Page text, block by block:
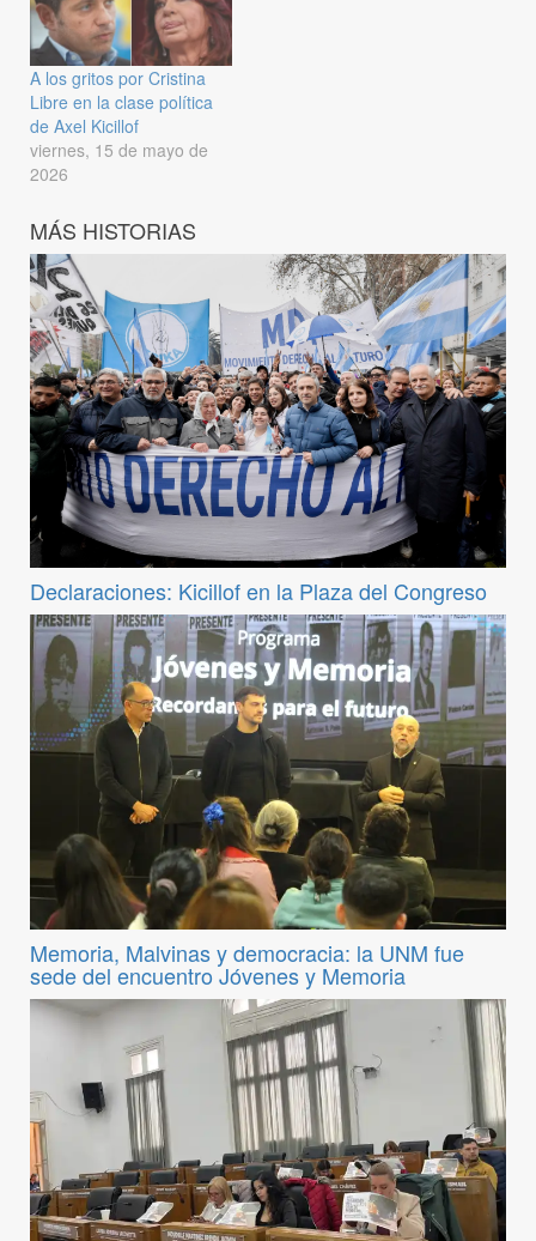
A los gritos por Cristina
Libre en la clase política
de Axel Kicillof
viernes, 15 de mayo de
2026
MÁS HISTORIAS
Declaraciones: Kicillof en la Plaza del Congreso
Memoria, Malvinas y democracia: la UNM fue
sede del encuentro Jóvenes y Memoria